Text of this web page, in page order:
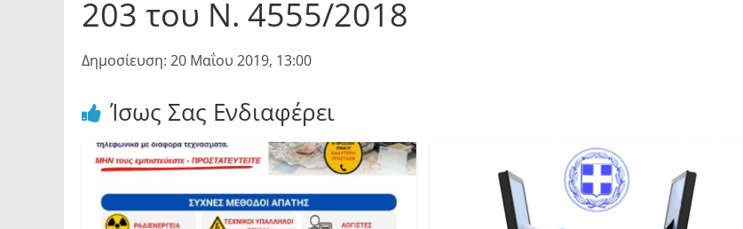
203 του Ν. 4555/2018
Δημοσίευση: 20 Μαΐου 2019, 13:00
Ίσως Σας Ενδιαφέρει